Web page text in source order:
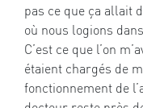
pas ce que ça allait
où nous logions
C’est ce que l’on
étaient chargés de
fonctionnement de